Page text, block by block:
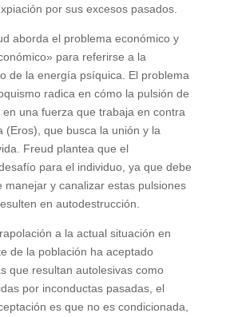
por sus excesos pasados.
aborda el problema económico y
para referirse a la
de la energía psíquica. El problema
radica en cómo la pulsión de
una fuerza que trabaja en contra
(Eros), que busca la unión y la
Freud plantea que el
para el individuo, ya que debe
manejar y canalizar estas pulsiones
en autodestrucción.
a la actual situación en
de la población ha aceptado
que resultan autolesivas como
por inconductas pasadas, el
es que no es condicionada,